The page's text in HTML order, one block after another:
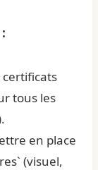
certificats
tous les
en place
(visuel,